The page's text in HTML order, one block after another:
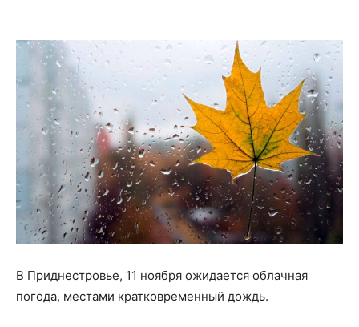
В Приднестровье, 11 ноября ожидается облачная
погода, местами кратковременный дождь.